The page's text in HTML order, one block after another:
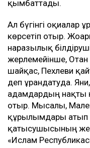
қымбаттады.
Ал бүгінгі оқиғалар
көрсетіп отыр.
наразылық
жерлемейінше,
шайқас, Пехлеви
деп ұрандатуда.
адамдардың нақты
отыр. Мысалы,
құрылымдары атып
қатысушысының
«Ислам